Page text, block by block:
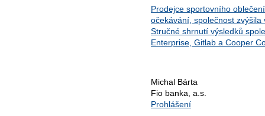
Prodejce sportovního
očekávání, společnost zvýšila
Stručné shrnutí výsledků
Enterprise, Gitlab a Cooper
Michal Bárta
Fio banka, a.s.
Prohlášení